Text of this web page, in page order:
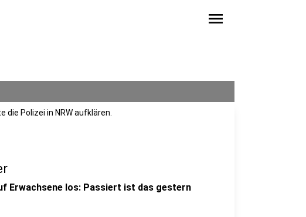
menu
Polizei in NRW aufklären.
Erwachsene los: Passiert ist das gestern